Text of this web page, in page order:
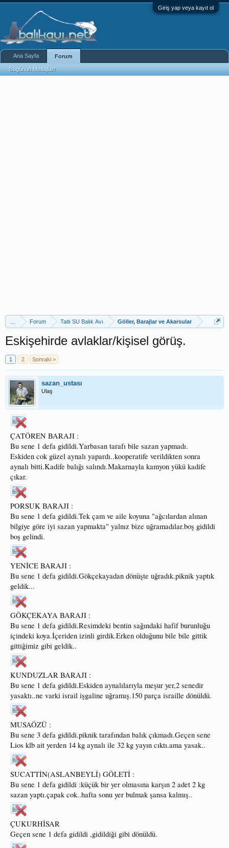
Giriş yap veya kayıt ol
Forum Tatlı SU Balık Avı Göller, Barajlar ve Akarsular
Eskişehirde avlaklar/kişisel görüş.
1 2 Sonraki >
sazan_ustası
Ulaş
ÇATÖREN BARAJI :
Bu sene 1 defa gidildi.Yarbasan tarafı bile sazan yapmadı.
Eskiden cok güzel aynalı yapardı..kooperatife verildikten sonra
aynalı bitti.Kadife balığı salındı.Makarnayla kamyon yükü kadife
çıkar.
PORSUK BARAJI :
Bu sene 1 defa gidildi.Tek çam ve aile koyuna "ağcılardan alınan
bilgiye göre iyi sazan yapmakta" yalnız bize uğramadılar.boş gidildi
boş gelindi.
YENİCE BARAJI :
Bu sene 1 defa gidildi.Gökçekayadan dönüşte uğradık.piknik yaptık
geldik...
GÖKÇEKAYA BARAJI :
Bu sene 1 defa gidildi.Resimdeki bentin sağındaki hafif burunluğu
içindeki koya.İçeriden izinli girdik.Erken olduğunu bile bile gittik
gittiğimiz gibi geldik..
KUNDUZLAR BARAJI :
Bu sene 1 defa gidildi.Eskiden aynalılarıyla meşur yer,2 senedir
yasaktı..ne varki israil işgaline uğramış.150 parça israille dönüldü.
MUSAÖZÜ :
Bu sene 3 defa gidildi.piknik tarafından balık çıkmadı.Geçen sene
Lios klb ait yerden 14 kg aynalı ile 32 kg yayın cıktı.ama yasak..
SUCATTİN(ASLANBEYLİ) GÖLETİ :
Bu sene 1 defa gidildi :küçük bir yer olmasına karşın 2 adet 2 kg
sazan yaptı.çapak cok..hafta sonu yer bulmak şansa kalmış..
ÇUKURHİSAR
Geçen sene 1 defa gidildi ,gidildiği gibi dönüldü.
Ana Sayfa Forum
Bugünün Mesajları